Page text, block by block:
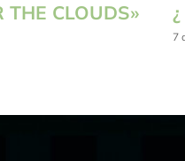
THE CLOUDS»
7